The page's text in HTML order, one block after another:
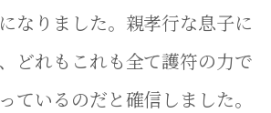
なりました。親孝行な息子に
どれもこれも全て護符の力で
ているのだと確信しました。